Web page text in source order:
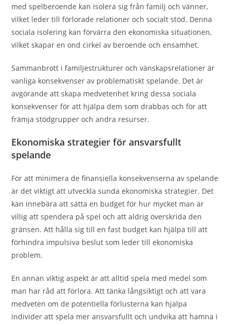
med spelberoende kan isolera sig från familj och vänner,
vilket leder till förlorade relationer och socialt stöd. Denna
sociala isolering kan förvärra den ekonomiska situationen,
vilket skapar en ond cirkel av beroende och ensamhet.
Sammanbrott i familjestrukturer och vänskapsrelationer är
vanliga konsekvenser av problematiskt spelande. Det är
avgörande att skapa medvetenhet kring dessa sociala
konsekvenser för att hjälpa dem som drabbas och för att
främja stödgrupper och andra resurser.
Ekonomiska strategier för ansvarsfullt
spelande
För att minimera de finansiella konsekvenserna av spelande
är det viktigt att utveckla sunda ekonomiska strategier. Det
kan innebära att sätta en budget för hur mycket man är
villig att spendera på spel och att aldrig överskrida den
gränsen. Att hålla sig till en fast budget kan hjälpa till att
förhindra impulsiva beslut som leder till ekonomiska
problem.
En annan viktig aspekt är att alltid spela med medel som
man har råd att förlora. Att tänka långsiktigt och att vara
medveten om de potentiella förlusterna kan hjälpa
individer att spela mer ansvarsfullt och undvika att hamna i